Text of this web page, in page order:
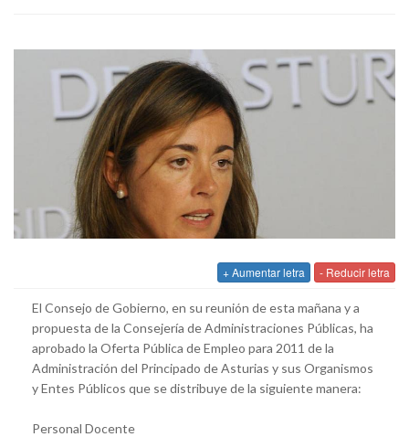
+ Aumentar letra - Reducir letra
El Consejo de Gobierno, en su reunión de esta mañana y a
propuesta de la Consejería de Administraciones Públicas, ha
aprobado la Oferta Pública de Empleo para 2011 de la
Administración del Principado de Asturias y sus Organismos
y Entes Públicos que se distribuye de la siguiente manera:
Personal Docente